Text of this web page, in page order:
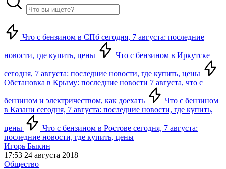
Что с бензином в СПб сегодня, 7 августа: последние
новости, где купить, цены Что с бензином в Иркутске
сегодня, 7 августа: последние новости, где купить, цены
Обстановка в Крыму: последние новости 7 августа, что с
бензином и электричеством, как доехать
Что с бензином
в Казани сегодня, 7 августа: последние новости, где купить,
цены
Что с бензином в Ростове сегодня, 7 августа:
последние новости, где купить, цены
Игорь Быкин
17:53 24 августа 2018
Общество